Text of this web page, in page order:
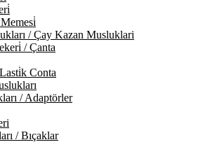
/ Çay Kazan Musluklari
/ Çanta
Conta
/ Adaptörler
/ Bıçaklar